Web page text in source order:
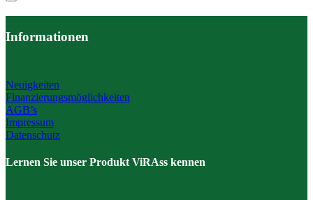
Informationen
Neuigkeiten
Finanzierungsmöglichkeiten
AGB’s
Impressum
Datenschutz
Lernen Sie unser Produkt ViRAss kennen